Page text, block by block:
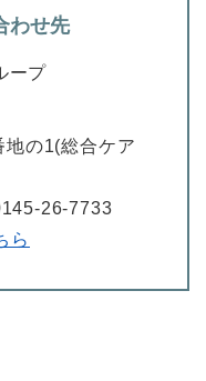
わせ先
ープ
の1(総合ケア
26-7733
ら